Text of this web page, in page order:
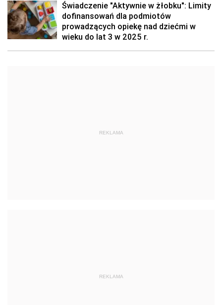
Świadczenie "Aktywnie w żłobku": Limity
dofinansowań dla podmiotów
prowadzących opiekę nad dziećmi w
wieku do lat 3 w 2025 r.
REKLAMA
REKLAMA